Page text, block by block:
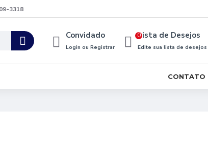
3318
Convidado
Login ou Registrar
Lista de Desejos
Edite sua lista de desejos
0
CONTATO